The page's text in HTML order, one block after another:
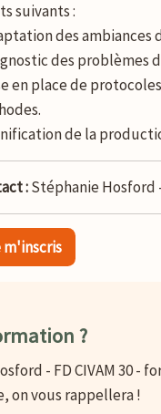
suivants :
des ambiances
des
en place de
de la
:Stéphanie Hosford
m'inscris
?
- FD CIVAM 30 -
on vous rappellera !